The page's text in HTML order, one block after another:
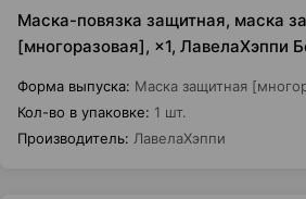
Маска-повязка защитная, маска
[многоразовая], ×1, ЛавелаХэппи
Форма выпуска: Маска защитная
Кол-во в упаковке: 1 шт.
Производитель: ЛавелаХэппи